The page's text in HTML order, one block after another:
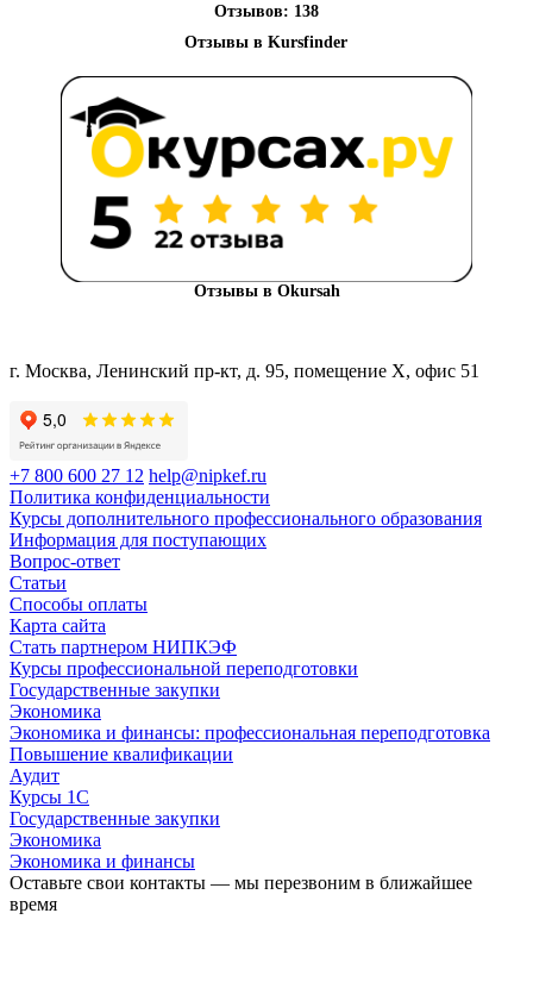
Отзывов: 138
Отзывы в Okursah
г. Москва, Ленинский пр-кт, д. 95, помещение Х, офис 51
+7 800 600 27 12 help@nipkef.ru
Политика конфиденциальности
Курсы дополнительного профессионального образования
Информация для поступающих
Вопрос-ответ
Статьи
Способы оплаты
Карта сайта
Стать партнером НИПКЭФ
Курсы профессиональной переподготовки
Государственные закупки
Экономика
Экономика и финансы: профессиональная переподготовка
Повышение квалификации
Аудит
Курсы 1С
Государственные закупки
Экономика
Экономика и финансы
Оставьте свои контакты — мы перезвоним в ближайшее
время